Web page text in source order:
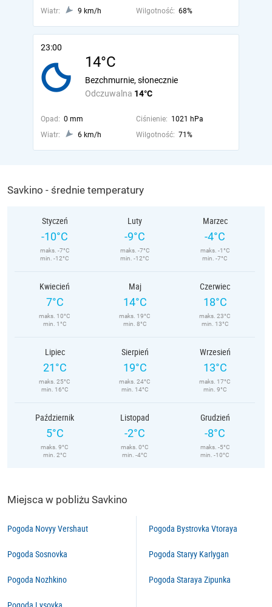
Wiatr: 9 km/h Wilgotność: 68%
23:00
14°C
Odczuwalna 14°C
Bezchmurnie, słonecznie
Opad: 0 mm Ciśnienie: 1021 hPa
Wiatr:
6 km/h Wilgotność: 71%
Savkino - średnie temperatury
Styczeń
-10°C
maks. -7°C
min. -12°C
Luty
-9°C
maks. -7°C
min. -12°C
Marzec
-4°C
maks. -1°C
min. -7°C
Kwiecień
7°C
maks. 10°C
min. 1°C
Maj
14°C
maks. 19°C
min. 8°C
Czerwiec
18°C
maks. 23°C
min. 13°C
Lipiec
21°C
maks. 25°C
min. 16°C
Sierpień
19°C
maks. 24°C
min. 14°C
Wrzesień
13°C
maks. 17°C
min. 9°C
Październik
5°C
maks. 9°C
min. 2°C
Listopad
-2°C
maks. 0°C
min. -4°C
Grudzień
-8°C
maks. -5°C
min. -10°C
Miejsca w pobliżu Savkino
Pogoda Novyy Vershaut
Pogoda Sosnovka
Pogoda Nozhkino
Pogoda Bystrovka Vtoraya
Pogoda Staryy Karlygan
Pogoda Staraya Zipunka